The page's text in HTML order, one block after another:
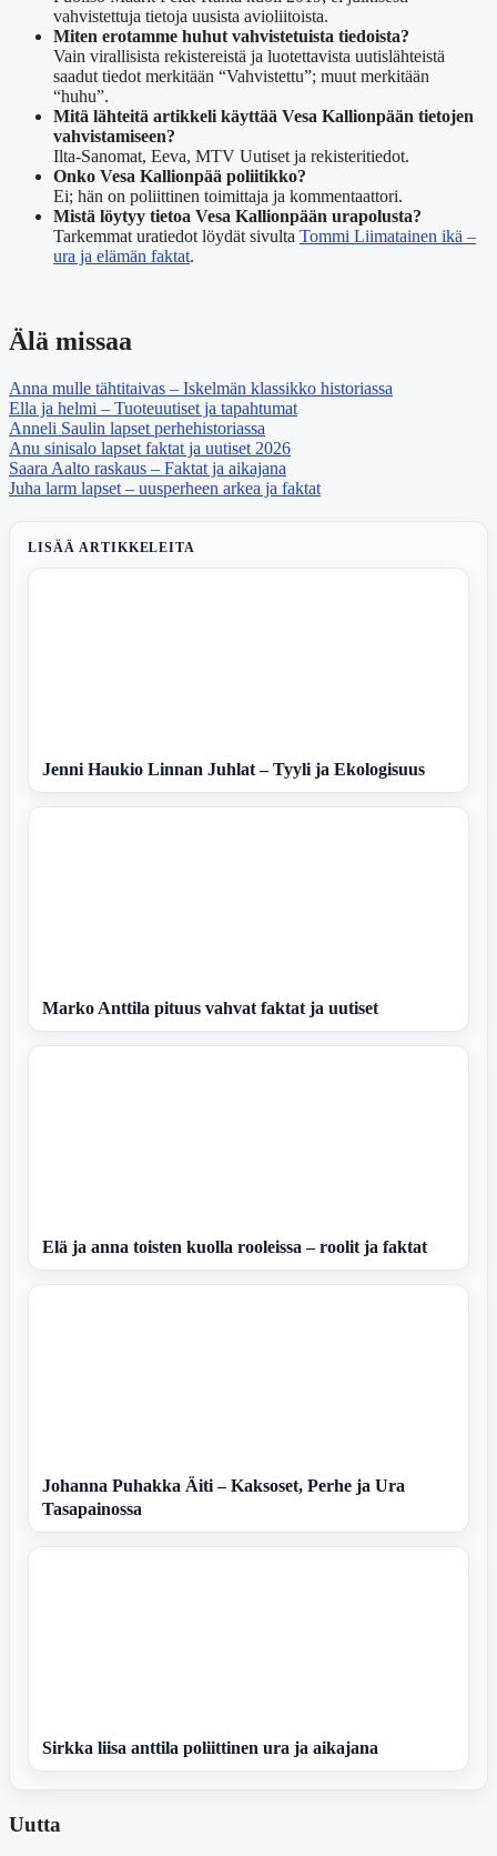
vahvistettuja tietoja uusista avioliitoista.
Miten erotamme huhut vahvistetuista tiedoista?
Vain virallisista rekistereistä ja luotettavista uutislähteistä
saadut tiedot merkitään “Vahvistettu”; muut merkitään
“huhu”.
Mitä lähteitä artikkeli käyttää Vesa Kallionpään tietojen
vahvistamiseen?
Ilta-Sanomat, Eeva, MTV Uutiset ja rekisteritiedot.
Onko Vesa Kallionpää poliitikko?
Ei; hän on poliittinen toimittaja ja kommentaattori.
Mistä löytyy tietoa Vesa Kallionpään urapolusta?
Tarkemmat uratiedot löydät sivulta Tommi Liimatainen ikä –
ura ja elämän faktat.
Älä missaa
Anna mulle tähtitaivas – Iskelmän klassikko historiassa
Ella ja helmi – Tuoteuutiset ja tapahtumat
Anneli Saulin lapset perhehistoriassa
Anu sinisalo lapset faktat ja uutiset 2026
Saara Aalto raskaus – Faktat ja aikajana
Juha larm lapset – uusperheen arkea ja faktat
LISÄÄ ARTIKKELEITA
Jenni Haukio Linnan Juhlat – Tyyli ja Ekologisuus
Marko Anttila pituus vahvat faktat ja uutiset
Elä ja anna toisten kuolla rooleissa – roolit ja faktat
Johanna Puhakka Äiti – Kaksoset, Perhe ja Ura
Tasapainossa
Sirkka liisa anttila poliittinen ura ja aikajana
Uutta